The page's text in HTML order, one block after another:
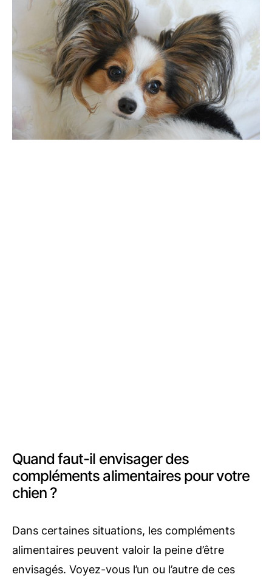
Quand faut-il envisager des
compléments alimentaires pour votre
chien ?
Dans certaines situations, les compléments
alimentaires peuvent valoir la peine d’être
envisagés. Voyez-vous l’un ou l’autre de ces